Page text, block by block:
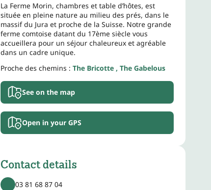
La Ferme Morin, chambres et table d’hôtes, est
située en pleine nature au milieu des prés, dans le
massif du Jura et proche de la Suisse. Notre grande
ferme comtoise datant du 17ème siècle vous
accueillera pour un séjour chaleureux et agréable
dans un cadre unique.
Proche des chemins : The Bricotte , The Gabelous
See on the map
Open in your GPS
Contact details
03 81 68 87 04